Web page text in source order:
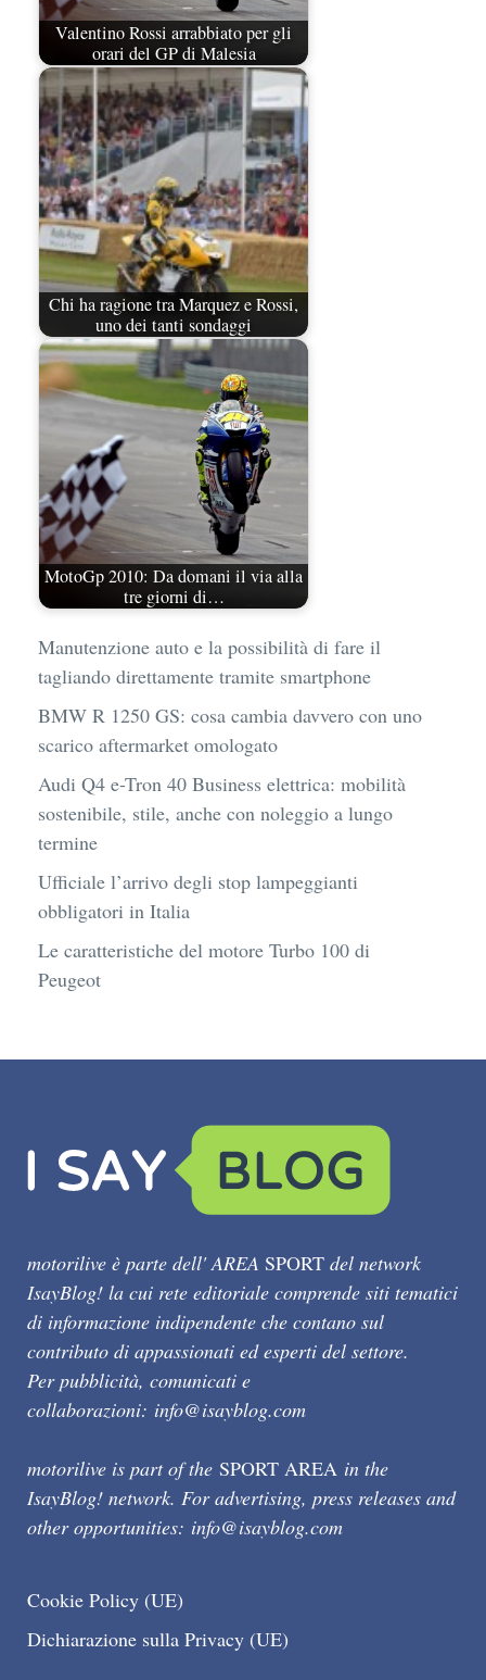
Valentino Rossi arrabbiato per gli
orari del GP di Malesia
Chi ha ragione tra Marquez e Rossi,
uno dei tanti sondaggi
MotoGp 2010: Da domani il via alla
tre giorni di…
Manutenzione auto e la possibilità di fare il
tagliando direttamente tramite smartphone
BMW R 1250 GS: cosa cambia davvero con uno
scarico aftermarket omologato
Audi Q4 e-Tron 40 Business elettrica: mobilità
sostenibile, stile, anche con noleggio a lungo
termine
Ufficiale l’arrivo degli stop lampeggianti
obbligatori in Italia
Le caratteristiche del motore Turbo 100 di
Peugeot
motorilive è parte dell' AREA SPORT del network
IsayBlog! la cui rete editoriale comprende siti tematici
di informazione indipendente che contano sul
contributo di appassionati ed esperti del settore.
Per pubblicità, comunicati e
collaborazioni: info@isayblog.com
motorilive is part of the SPORT AREA in the
IsayBlog! network. For advertising, press releases and
other opportunities: info@isayblog.com
Cookie Policy (UE)
Dichiarazione sulla Privacy (UE)